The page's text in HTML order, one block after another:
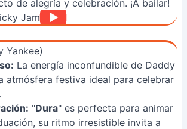
de alegría y celebración. ¡A bailar!
Yankee)
La energía inconfundible de Daddy
atmósfera festiva ideal para celebrar
"Dura" es perfecta para animar
su ritmo irresistible invita a